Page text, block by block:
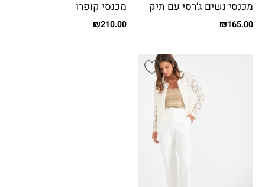
מכנסי נשים ג’רסי עם תיק
תק
₪165.00
מכנסי קופרו
₪210.00